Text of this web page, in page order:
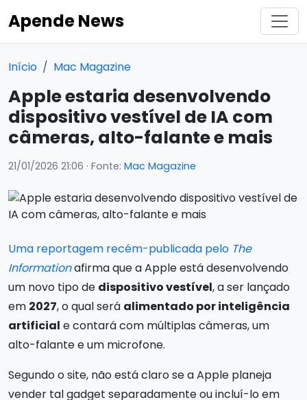
Apende News
Início Mac Magazine
Apple estaria desenvolvendo
dispositivo vestível de IA com
câmeras, alto-falante e mais
21/01/2026 21:06 · Fonte: Mac Magazine
Uma reportagem recém-publicada pelo The
Informationafirma que a Apple está desenvolvendo
um novo tipo de dispositivo vestível, a ser lançado
em 2027, o qual será alimentado por inteligência
artificial e contará com múltiplas câmeras, um
alto-falante e um microfone.
Segundo o site, não está claro se a Apple planeja
vender tal gadget separadamente ou incluí-lo em